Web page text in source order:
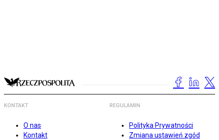
KONTAKT
O nas
Kontakt
REGULAMIN
Polityka Prywatności
Zmiana ustawień zgód